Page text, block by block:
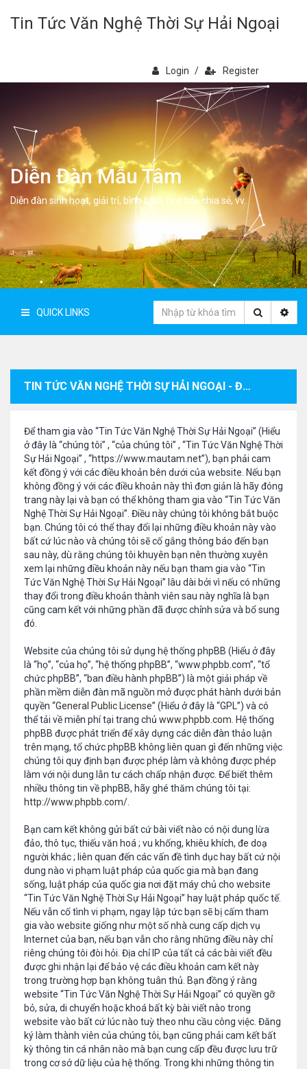
Tin Tức Văn Nghệ Thời Sự Hải Ngoại
Login / Register
Diễn Đàn Mẫu Tâm
Diễn đàn sinh hoạt, giải trí, bình luân, học hỏi, chia sẻ, vv.
QUICK LINKS
TIN TỨC VĂN NGHỆ THỜI SỰ HẢI NGOẠI - ĐIỀU KHOẢN ĐĂNG KÝ THÀNH VIÊN
Để tham gia vào “Tin Tức Văn Nghệ Thời Sự Hải Ngoại” (Hiểu
ở đây là “chúng tôi” , “của chúng tôi” , “Tin Tức Văn Nghệ Thời
Sự Hải Ngoại” , “https://www.mautam.net”), bạn phải cam
kết đồng ý với các điều khoản bên dưới của website. Nếu bạn
không đồng ý với các điều khoản này thì đơn giản là hãy đóng
trang này lại và bạn có thể không tham gia vào “Tin Tức Văn
Nghệ Thời Sự Hải Ngoại”. Điều này chúng tôi không bắt buộc
bạn. Chúng tôi có thể thay đổi lại những điều khoản này vào
bất cứ lúc nào và chúng tôi sẽ cố gắng thông báo đến bạn
sau này, dù rằng chúng tôi khuyên bạn nên thường xuyên
xem lại những điều khoản này nếu bạn tham gia vào “Tin
Tức Văn Nghệ Thời Sự Hải Ngoại” lâu dài bởi vì nếu có những
thay đổi trong điều khoản thành viên sau này nghĩa là bạn
cũng cam kết với những phần đã được chỉnh sửa và bổ sung
đó.
Website của chúng tôi sử dụng hệ thống phpBB (Hiểu ở đây
là “họ”, “của họ”, “hệ thống phpBB”, “www.phpbb.com”, “tổ
chức phpBB”, “ban điều hành phpBB”) là một giải pháp về
phần mềm diễn đàn mã nguồn mở được phát hành dưới bản
quyền “General Public License” (Hiểu ở đây là “GPL”) và có
thể tải về miễn phí tại trang chủ www.phpbb.com . Hệ thống
phpBB được phát triển để xây dựng các diễn đàn thảo luận
trên mạng, tổ chức phpBB không liên quan gì đến những việc
chúng tôi quy định bạn được phép làm và không được phép
làm với nội dung lẫn tư cách chấp nhận được. Để biết thêm
nhiều thông tin về phpBB, hãy ghé thăm chúng tôi tại:
http://www.phpbb.com/
Bạn cam kết không gửi bất cứ bài viết nào có nội dung lừa
đảo, thô tục, thiếu văn hoá ; vu khống, khiêu khích, đe doạ
người khác ; liên quan đến các vấn đề tình dục hay bất cứ nội
dung nào vi phạm luật pháp của quốc gia mà bạn đang
sống, luật pháp của quốc gia nơi đặt máy chủ cho website
“Tin Tức Văn Nghệ Thời Sự Hải Ngoại” hay luật pháp quốc tế.
Nếu vẫn cố tình vi phạm, ngay lập tức bạn sẽ bị cấm tham
gia vào website giống như một số nhà cung cấp dịch vụ
Internet của bạn, nếu bạn vẫn cho rằng những điều này chỉ
riêng chúng tôi đòi hỏi. Địa chỉ IP của tất cả các bài viết đều
được ghi nhận lại để bảo vệ các điều khoản cam kết này
trong trường hợp bạn không tuân thủ. Bạn đồng ý rằng
website “Tin Tức Văn Nghệ Thời Sự Hải Ngoại” có quyền gỡ
bỏ, sửa, di chuyển hoặc khoá bất kỳ bài viết nào trong
website vào bất cứ lúc nào tuỳ theo nhu cầu công việc. Đăng
ký làm thành viên của chúng tôi, bạn cũng phải cam kết bất
kỳ thông tin cá nhân nào mà bạn cung cấp đều được lưu trữ
trong cơ sở dữ liệu của hệ thống. Trong khi những thông tin